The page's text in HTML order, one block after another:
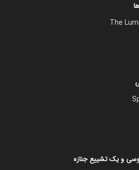
The
و یک تشییع جنازه